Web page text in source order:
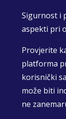
Sigurnost i
aspekti pri
Provjerite
platforma
korisnički
može biti
ne